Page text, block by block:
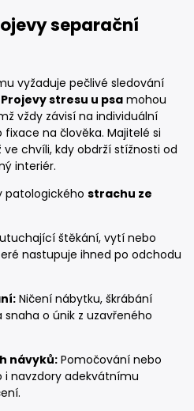
separační
vyžaduje pečlivé sledování
Projevy stresu u psa mohou
vždy závisí na individuální
na člověka. Majitelé si
chvíli, kdy obdrží stížnosti od
interiér.
patologického strachu ze
štěkání, vytí nebo
nastupuje ihned po odchodu
Ničení nábytku, škrábání
o únik z uzavřeného
návyků: Pomočování nebo
i navzdory adekvátnímu